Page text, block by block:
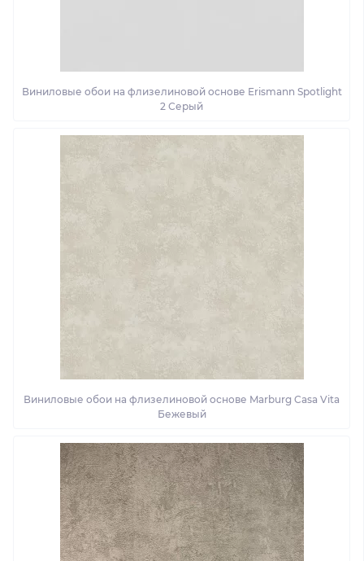
Виниловые обои на флизелиновой основе Erismann Spotlight
2 Серый
Виниловые обои на флизелиновой основе Marburg Casa Vita
Бежевый